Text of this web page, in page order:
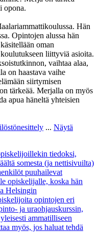
opona.
Hän
Opintojen alussa hän
oman
liittyviä asioita.
vaihtaa alaa,
on haastava vaihe
siirtymisen
tärkeää. Merjalla on myös
apua häneltä yhteisien
... Näytä